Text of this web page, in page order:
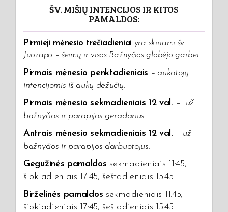
ŠV. MIŠIŲ INTENCIJOS IR KITOS
PAMALDOS:
Pirmieji mėnesio trečiadieniai yra skiriami šv.
Juozapo – šeimų ir visos Bažnyčios globėjo garbei.
Pirmais mėnesio penktadieniais – aukotojų
intencijomis iš aukų dėžučių.
Pirmais mėnesio sekmadieniais 12 val. –
už
bažnyčios ir parapijos geradarius.
Antrais mėnesio sekmadieniais 12 val. – už
bažnyčios ir parapijos darbuotojus.
Gegužinės pamaldos sekmadieniais 11:45,
šiokiadieniais 17:45, šeštadieniais 15:45.
Birželinės pamaldos sekmadieniais 11:45,
šiokiadieniais 17:45, šeštadieniais 15:45.